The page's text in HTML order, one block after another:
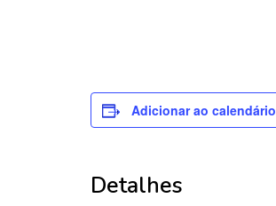
Adicionar ao calendário
Detalhes